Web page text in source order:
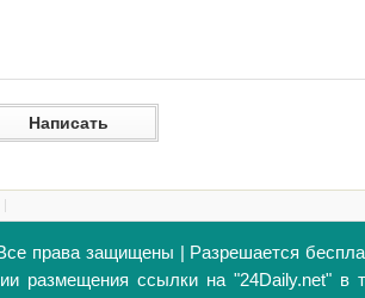
права защищены | Разрешается
размещения ссылки на "24Daily.net" в